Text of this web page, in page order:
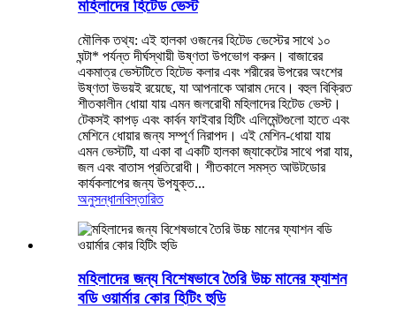
মহিলাদের হিটেড ভেস্ট
মৌলিক তথ্য: এই হালকা ওজনের হিটেড ভেস্টের সাথে ১০
ঘন্টা* পর্যন্ত দীর্ঘস্থায়ী উষ্ণতা উপভোগ করুন। বাজারের
একমাত্র ভেস্টটিতে হিটেড কলার এবং শরীরের উপরের অংশের
উষ্ণতা উভয়ই রয়েছে, যা আপনাকে আরাম দেবে। বহুল বিক্রিত
শীতকালীন ধোয়া যায় এমন জলরোধী মহিলাদের হিটেড ভেস্ট।
টেকসই কাপড় এবং কার্বন ফাইবার হিটিং এলিমেন্টগুলো হাতে এবং
মেশিনে ধোয়ার জন্য সম্পূর্ণ নিরাপদ। এই মেশিন-ধোয়া যায়
এমন ভেস্টটি, যা একা বা একটি হালকা জ্যাকেটের সাথে পরা যায়,
জল এবং বাতাস প্রতিরোধী। শীতকালে সমস্ত আউটডোর
কার্যকলাপের জন্য উপযুক্ত...
অনুসন্ধানবিস্তারিত
মহিলাদের জন্য বিশেষভাবে তৈরি উচ্চ মানের ফ্যাশন
বডি ওয়ার্মার কোর হিটিং হুডি